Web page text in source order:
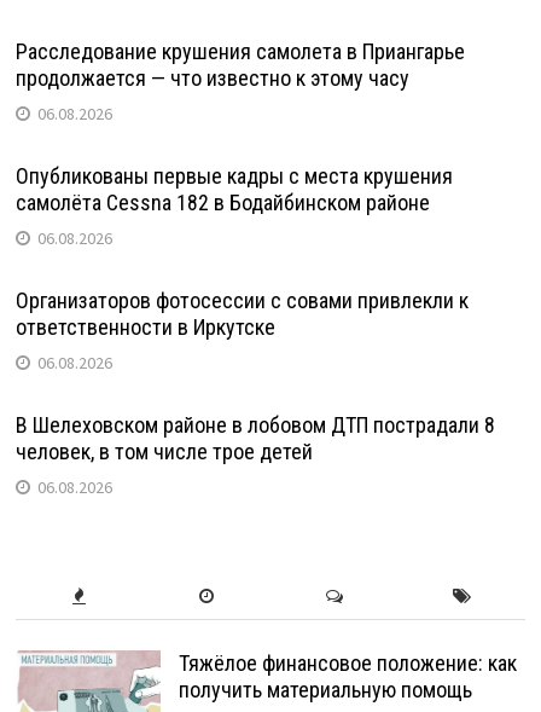
Расследование крушения самолета в Приангарье
продолжается — что известно к этому часу
06.08.2026
Опубликованы первые кадры с места крушения
самолёта Cessna 182 в Бодайбинском районе
06.08.2026
Организаторов фотосессии с совами привлекли к
ответственности в Иркутске
06.08.2026
В Шелеховском районе в лобовом ДТП пострадали 8
человек, в том числе трое детей
06.08.2026
Тяжёлое финансовое положение: как
получить материальную помощь